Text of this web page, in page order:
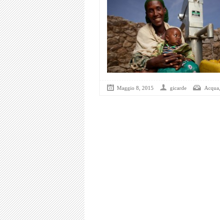
Maggio 8, 2015 gicarde Acqua,